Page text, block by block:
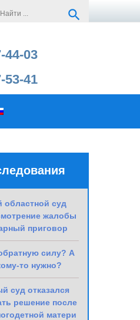
search
44-03
53-41
областной суд
жалобы
приговор
силу? А
то нужно?
суд отказался
решение после
матери